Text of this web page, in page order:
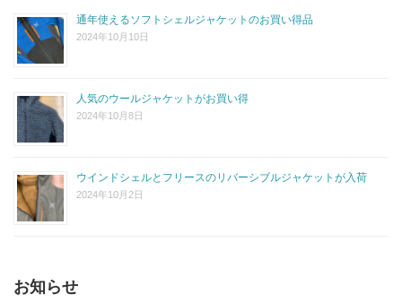
通年使えるソフトシェルジャケットのお買い得品
2024年10月10日
人気のウールジャケットがお買い得
2024年10月8日
ウインドシェルとフリースのリバーシブルジャケットが入荷
2024年10月2日
お知らせ